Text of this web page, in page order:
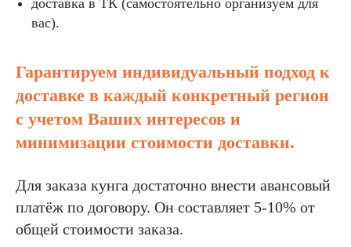
вас).
Гарантируем индивидуальный подход к
доставке в каждый конкретный регион
с учетом Ваших интересов и
минимизации стоимости доставки.
Для заказа кунга достаточно внести авансовый
платёж по договору. Он составляет 5-10% от
общей стоимости заказа.